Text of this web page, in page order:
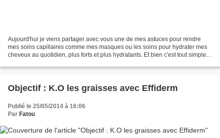
Aujourd'hui je viens partager avec vous une de mes astuces pour rendre
mes soins capillaires comme mes masques ou les soins pour hydrater mes
cheveux au quotidien, plus forts et plus hydratants. Et bien c'est tout simple,
Objectif : K.O les graisses avec Effiderm
Publié le 25/05/2014 à 16:06
Par Fatou